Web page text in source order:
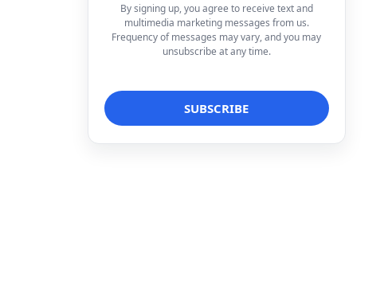
By signing up, you agree to receive text and
multimedia marketing messages from us.
Frequency of messages may vary, and you may
unsubscribe at any time.